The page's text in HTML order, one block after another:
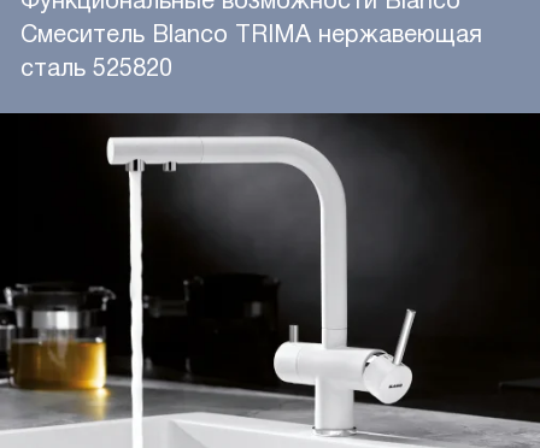
Смеситель Blanco TRIMA нержавеющая
сталь 525820